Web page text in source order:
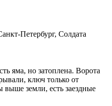
Петербург, Солдата
яма, но затоплена. Ворота
ключ только от
земли, есть заездные